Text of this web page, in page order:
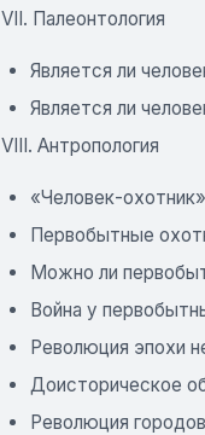
VII. Палеонтология
Является ли
Является ли
VIII. Антропология
«Человек-
Первобытные
Можно ли
Война у
Революция эпохи
Доисторическое
Революция городов